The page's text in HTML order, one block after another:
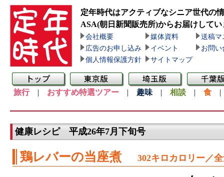
定年時代はアクティブなシニア世代の
ASA(朝日新聞販売所)からお届けしてい
会社概要 媒体資料
送稿マ
広告のお申し込み
イベント
お問い
個人情報保護方針
サイトマップ
旅行| おすすめ特選ツアー | 趣味 | 相談 | 食
健康レシピ 平成26年7月下旬号
鶏レバーの当座煮 302キロカロリー／